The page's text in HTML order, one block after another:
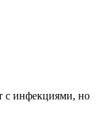
с инфекциями, но